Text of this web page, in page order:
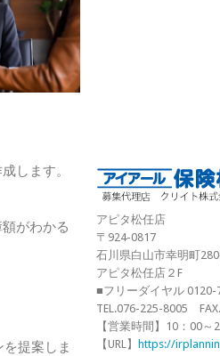
します。
がわかる
提案しま
アピタ松任店
〒924-0817
石川県白山市幸明町
アピタ松任店２F
■フリーダイヤル 0120-
TEL.076-225-8005
【営業時間】10：00
【URL】
https://